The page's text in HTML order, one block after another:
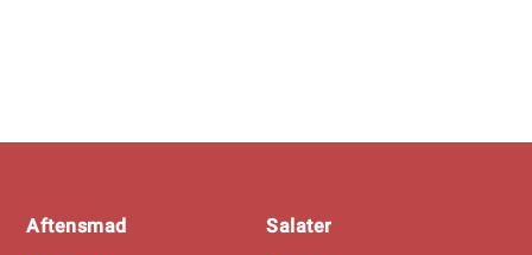
Footer
Aftensmad
Salater